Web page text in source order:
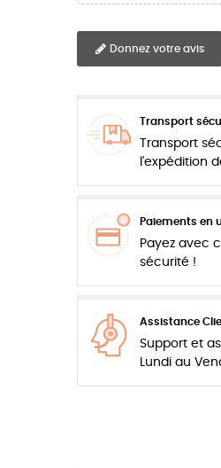
Donnez votre avis
Transport
Transport
l'expédition
Paiements en
Payez avec
sécurité !
Assistance
Support et
Lundi au